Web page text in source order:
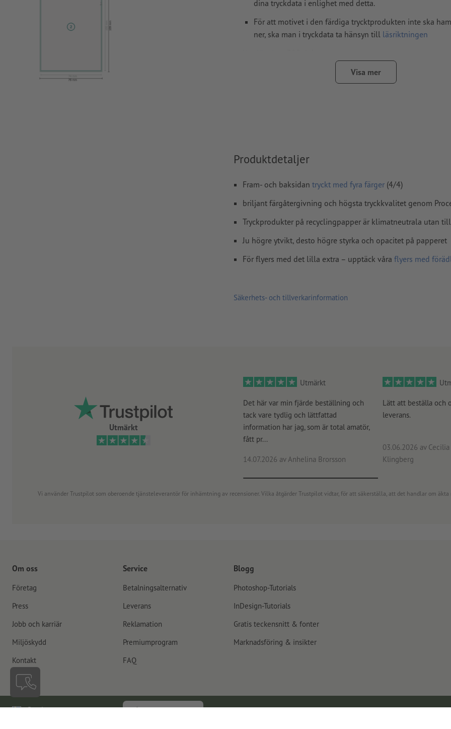
dina tryckdata i enlighet med detta.
För att motivet i den färdiga trycktprodukten inte ska
ner, ska man i tryckdata ta hänsyn till läsriktningen
viktig information med min. 4
stavfel och sättningsfel
övertrycksinställningarkontrolleras inte av oss
kommentarerraderas och kommer inte att tryckas
Innehåll frånformulärfältkommer att tryckas
Visa mer
Produktdetaljer
Fram- och baksidan tryckt med fyra färger (4/4)
briljant färgåtergivning och högsta tryckkvalitet genom
Tryckprodukter på recyclingpapper är klimatneutrala utan
Ju högre ytvikt, desto högre styrka och opacitet på papperet
För flyers med det lilla extra – upptäck våra flyers med
Säkerhets- och tillverkarinformation
Utmärkt
Utmärkt
Det här var min fjärde beställning och
tack vare tydlig och lättfattad
information har jag, som är total amatör,
fått pr...
14.07.2026 av Anhelina Brorsson
Lätt att beställa och
leverans.
03.06.2026 av
Klingberg
Vi använder Trustpilot som oberoende tjänsteleverantör för inhämtning av recensioner. Vilka åtgärder Trustpilot vidtar, för att säkerställa, att det handlar om äkta
Om oss
Företag
Press
Jobb och karriär
Miljöskydd
Kontakt
Service
Betalningsalternativ
Leverans
Reklamation
Premiumprogram
FAQ
Blogg
Photoshop-Tutorials
InDesign-Tutorials
Gratis teckensnitt & fonter
Marknadsföring & insikter
Sverige